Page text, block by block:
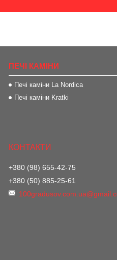
ПЕЧІ КАМІНИ
Печі каміни La Nordica
Печі каміни Kratki
+380 (98) 655-42-75
+380 (50) 885-25-61